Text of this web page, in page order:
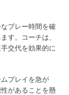
プレー時間を確
す。コーチは、
交代を効果的に
プレイを急が
があることを懸